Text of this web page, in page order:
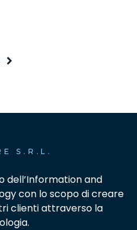
S.R.L.
dell’Information and
con lo scopo di creare
clienti attraverso la